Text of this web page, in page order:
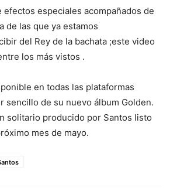
efectos especiales acompañados de
de las que ya estamos
del Rey de la bachata ;este video
los más vistos .
en todas las plataformas
sencillo de su nuevo álbum Golden.
solitario producido por Santos listo
mes de mayo.